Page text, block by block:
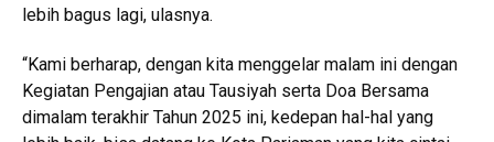
lebih bagus lagi, ulasnya.
“Kami berharap, dengan kita menggelar malam ini dengan
Kegiatan Pengajian atau Tausiyah serta Doa Bersama
dimalam terakhir Tahun 2025 ini, kedepan hal-hal yang